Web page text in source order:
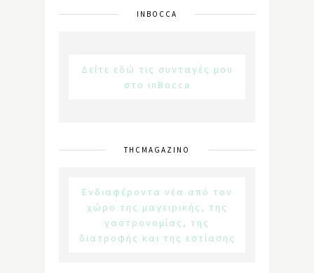
INBOCCA
Δείτε εδώ τις συνταγές μου
στο inBocca
THCMAGAZINO
Ενδιαφέροντα νέα από τον
χώρο της μαγειρικής, της
γαστρονομίας, της
διατροφής και της εστίασης